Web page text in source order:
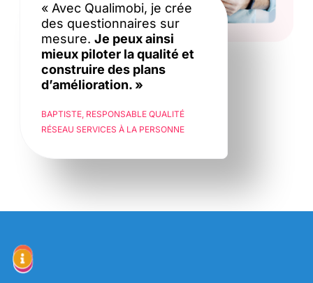
« Avec Qualimobi, je crée
des questionnaires sur
mesure.Je peux ainsi
mieux piloter la qualité et
construire des plans
d’amélioration. »
BAPTISTE, RESPONSABLE QUALITÉ
RÉSEAU SERVICES À LA PERSONNE